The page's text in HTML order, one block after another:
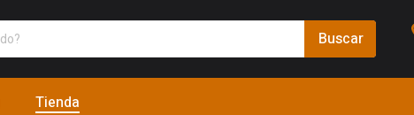
Tienda